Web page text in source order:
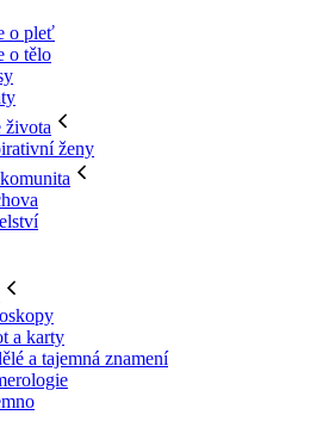
o pleť
o tělo
života
ženy
a karty
a tajemná znamení